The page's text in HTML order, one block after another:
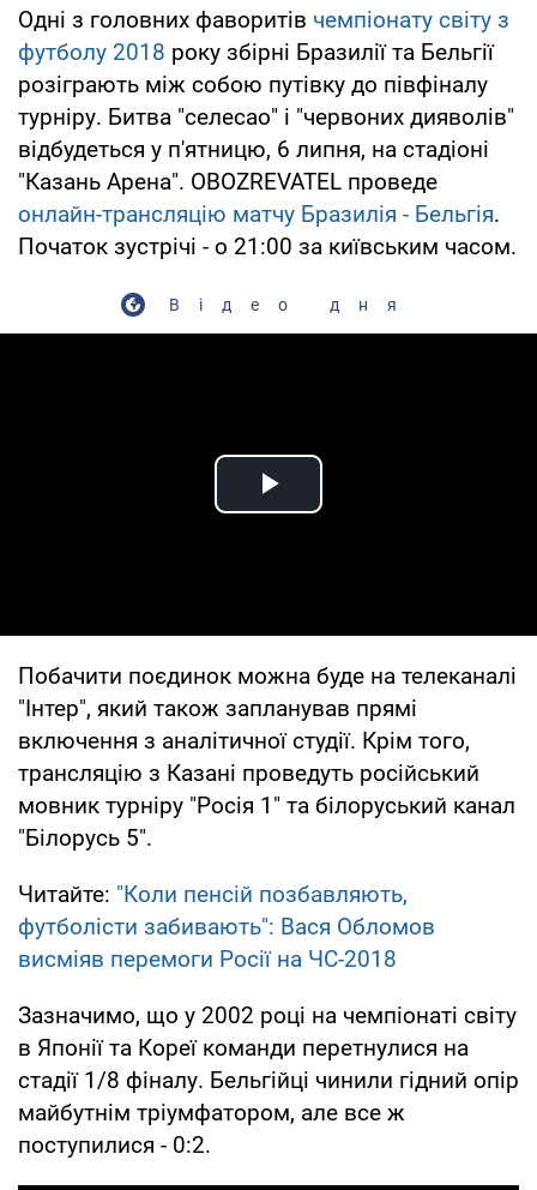
Одні з головних фаворитів чемпіонату світу з
футболу 2018 року збірні Бразилії та Бельгії
розіграють між собою путівку до півфіналу
турніру. Битва "селесао" і "червоних дияволів"
відбудеться у п'ятницю, 6 липня, на стадіоні
"Казань Арена". OBOZREVATEL проведе
онлайн-трансляцію матчу Бразилія - ​​Бельгія.
Початок зустрічі - о 21:00 за київським часом.
Відео дня
Play Video
Побачити поєдинок можна буде на телеканалі
"Інтер", який також запланував прямі
включення з аналітичної студії. Крім того,
трансляцію з Казані проведуть російський
мовник турніру "Росія 1" та білоруський канал
"Білорусь 5".
Читайте: "Коли пенсій позбавляють,
футболісти забивають": Вася Обломов
висміяв перемоги Росії на ЧС-2018
Зазначимо, що у 2002 році на чемпіонаті світу
в Японії та Кореї команди перетнулися на
стадії 1/8 фіналу. Бельгійці чинили гідний опір
майбутнім тріумфатором, але все ж
поступилися - 0:2.